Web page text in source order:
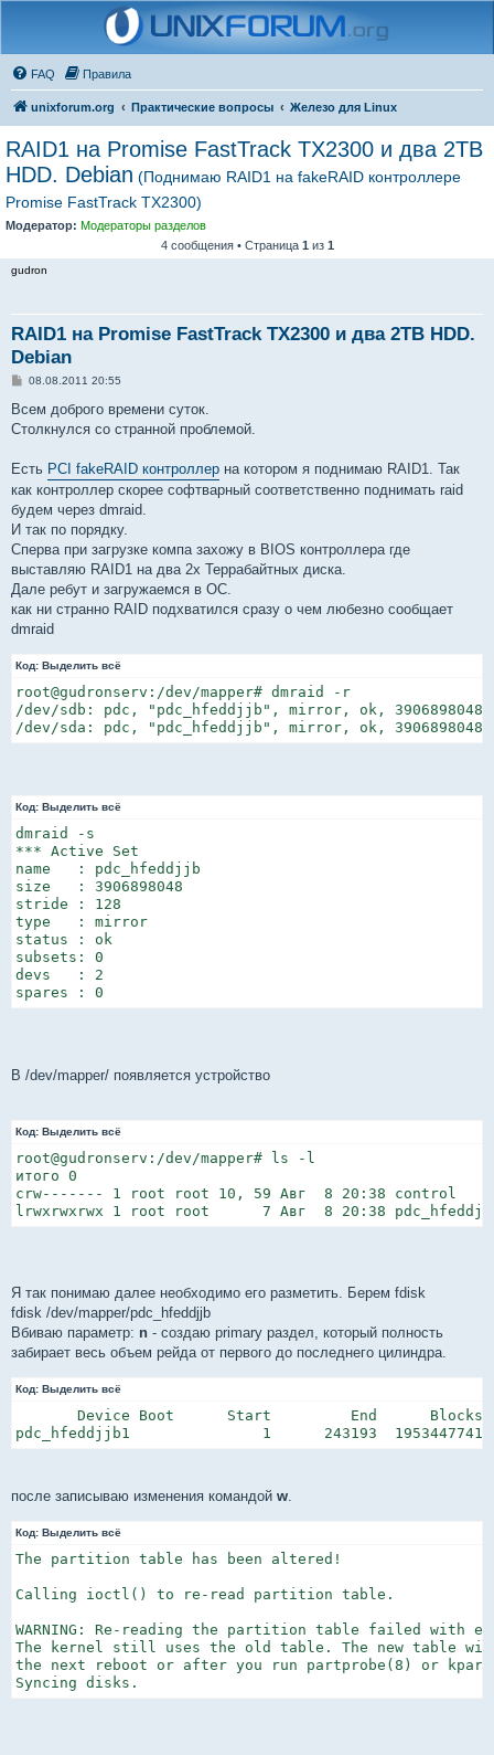
FAQ Правила
unixforum.org Практические вопросы Железо для Linux
RAID1 на Promise FastTrack TX2300 и два 2TB
HDD. Debian (Поднимаю RAID1 на fakeRAID контроллере
Promise FastTrack TX2300)
Модератор: Модераторы разделов
4 сообщения • Страница 1 из 1
gudron
RAID1 на Promise FastTrack TX2300 и два 2TB HDD.
Debian
С
о
щ
и
е
08.08.2011 20:55
Всем доброго времени суток.
Столкнулся со странной проблемой.
Есть PCI fakeRAID контроллер на котором я поднимаю RAID1. Так
как контроллер скорее софтварный соответственно поднимать raid
будем через dmraid.
И так по порядку.
Сперва при загрузке компа захожу в BIOS контроллера где
выставляю RAID1 на два 2х Террабайтных диска.
Дале ребут и загружаемся в ОС.
как ни странно RAID подхватился сразу о чем любезно сообщает
dmraid
Код: Выделить всё
root@gudronserv:/dev/mapper# dmraid -r
/dev/sdb: pdc, "pdc_hfeddjjb", mirror, ok, 3906898048
/dev/sda: pdc, "pdc_hfeddjjb", mirror, ok, 3906898048
Код: Выделить всё
dmraid -s
*** Active Set
name   : pdc_hfeddjjb
size   : 3906898048
stride : 128
type   : mirror
status : ok
subsets: 0
devs   : 2
spares : 0
В /dev/mapper/ появляется устройство
Код: Выделить всё
root@gudronserv:/dev/mapper# ls -l
итого 0
crw------- 1 root root 10, 59 Авг  8 20:38 control
lrwxrwxrwx 1 root root      7 Авг  8 20:38
Я так понимаю далее необходимо его разметить. Берем fdisk
fdisk /dev/mapper/pdc_hfeddjjb
Вбиваю параметр: n - создаю primary раздел, который полность
забирает весь объем рейда от первого до последнего цилиндра.
Код: Выделить всё
Device Boot      Start         End      Blocks
pdc_hfeddjjb1               1      243193  1953447741
после записываю изменения командой w
Код: Выделить всё
The partition table has been altered!
Calling ioctl() to re-read partition table.
WARNING: Re-reading the partition table failed with
The kernel still uses the old table. The new table
the next reboot or after you run partprobe(8) or
Syncing disks.